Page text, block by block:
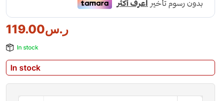
ر.س119.00
In stock
In stock